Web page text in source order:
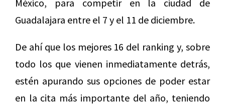
México, para competir en la ciudad de
Guadalajara entre el 7 y el 11 de diciembre.
De ahí que los mejores 16 del ranking y, sobre
todo los que vienen inmediatamente detrás,
estén apurando sus opciones de poder estar
en la cita más importante del año, teniendo